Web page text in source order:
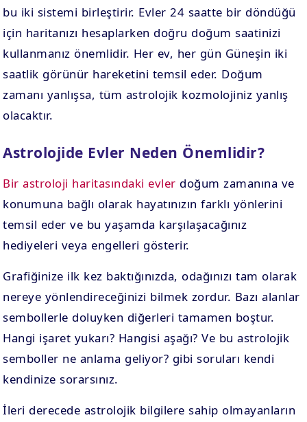
bu iki sistemi birleştirir. Evler 24 saatte bir döndüğü
için haritanızı hesaplarken doğru doğum saatinizi
kullanmanız önemlidir. Her ev, her gün Güneşin iki
saatlik görünür hareketini temsil eder. Doğum
zamanı yanlışsa, tüm astrolojik kozmolojiniz yanlış
olacaktır.
Astrolojide Evler Neden Önemlidir?
Bir astroloji haritasındaki evler doğum zamanına ve
konumuna bağlı olarak hayatınızın farklı yönlerini
temsil eder ve bu yaşamda karşılaşacağınız
hediyeleri veya engelleri gösterir.
Grafiğinize ilk kez baktığınızda, odağınızı tam olarak
nereye yönlendireceğinizi bilmek zordur. Bazı alanlar
sembollerle doluyken diğerleri tamamen boştur.
Hangi işaret yukarı? Hangisi aşağı? Ve bu astrolojik
semboller ne anlama geliyor? gibi soruları kendi
kendinize sorarsınız.
İleri derecede astrolojik bilgilere sahip olmayanların